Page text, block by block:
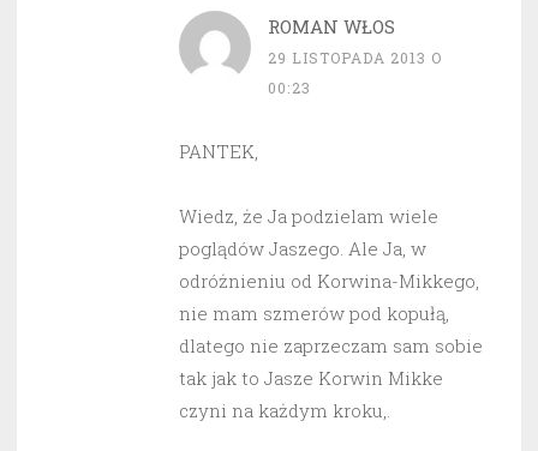
ROMAN WŁOS
29 LISTOPADA 2013 O
00:23
PANTEK,
Wiedz, że Ja podzielam wiele
poglądów Jaszego. Ale Ja, w
odróżnieniu od Korwina-Mikkego,
nie mam szmerów pod kopułą,
dlatego nie zaprzeczam sam sobie
tak jak to Jasze Korwin Mikke
czyni na każdym kroku,.